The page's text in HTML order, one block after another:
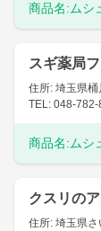
商品名: ムシ
スギ薬局
住所: 埼玉県
TEL: 048-782-
商品名: ムシ
クスリの
住所: 埼玉県